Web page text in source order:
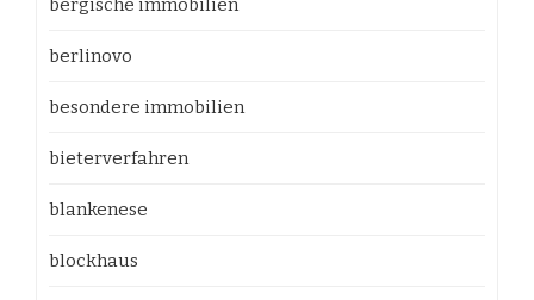
bergische immobilien
berlinovo
besondere immobilien
bieterverfahren
blankenese
blockhaus